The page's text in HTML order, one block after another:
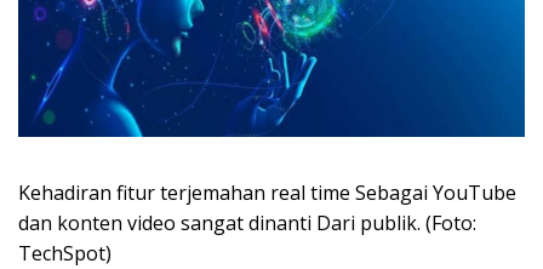
Kehadiran fitur terjemahan real time Sebagai YouTube
dan konten video sangat dinanti Dari publik. (Foto:
TechSpot)